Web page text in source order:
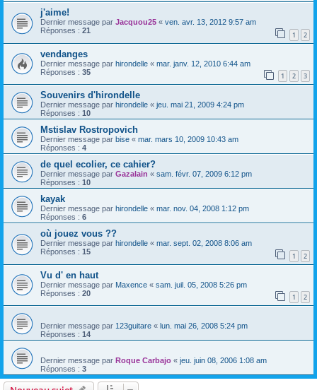
j'aime!
Dernier message par Jacquou25 « ven. avr. 13, 2012 9:57 am
Réponses : 21 1 2
vendanges
Dernier message par hirondelle « mar. janv. 12, 2010 6:44 am
Réponses : 35 1 2 3
Souvenirs d'hirondelle
Dernier message par hirondelle « jeu. mai 21, 2009 4:24 pm
Réponses : 10
Mstislav Rostropovich
Dernier message par bise « mar. mars 10, 2009 10:43 am
Réponses : 4
de quel ecolier, ce cahier?
Dernier message par Gazalain « sam. févr. 07, 2009 6:12 pm
Réponses : 10
kayak
Dernier message par hirondelle « mar. nov. 04, 2008 1:12 pm
Réponses : 6
où jouez vous ??
Dernier message par hirondelle « mar. sept. 02, 2008 8:06 am
Réponses : 15 1 2
Vu d' en haut
Dernier message par Maxence « sam. juil. 05, 2008 5:26 pm
Réponses : 20 1 2
Dernier message par 123guitare « lun. mai 26, 2008 5:24 pm
Réponses : 14
Dernier message par Roque Carbajo « jeu. juin 08, 2006 1:08 am
Réponses : 3